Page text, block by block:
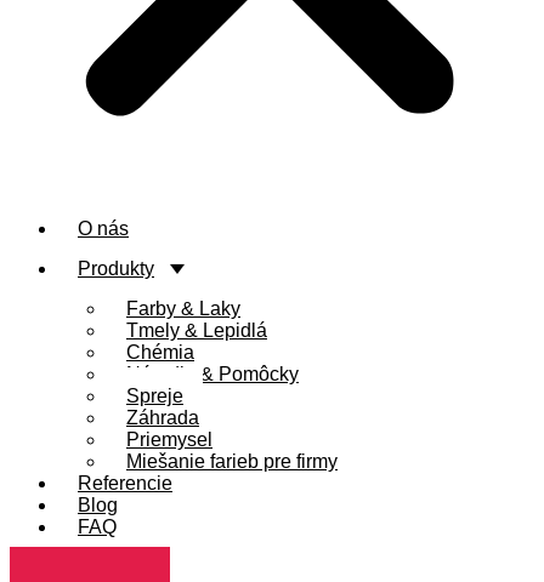
O nás
Produkty
Farby & Laky
Tmely & Lepidlá
Chémia
Náradie & Pomôcky
Spreje
Záhrada
Priemysel
Miešanie farieb pre firmy
Referencie
Blog
FAQ